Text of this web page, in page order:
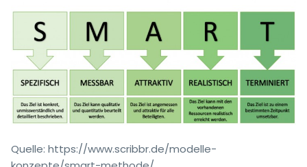
Quelle: https://www.scribbr.de/modelle-